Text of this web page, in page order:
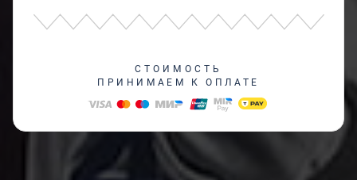
СТОИМОСТЬ
ПРИНИМАЕМ К ОПЛАТЕ